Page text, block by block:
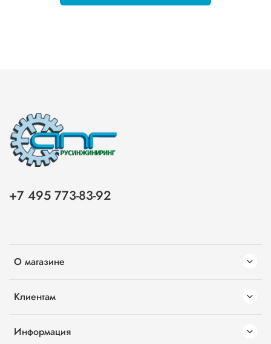
О магазине
Клиентам
Информация
+7 495 773-83-92